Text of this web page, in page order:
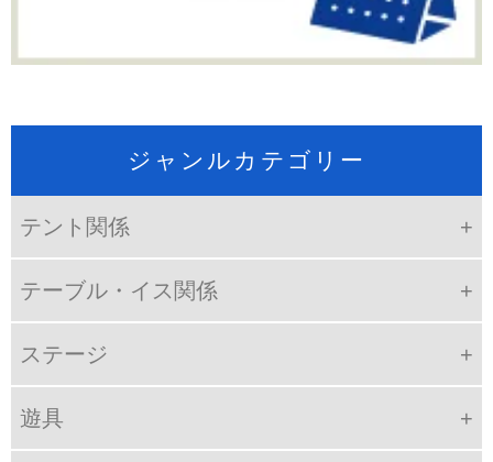
ジャンルカテゴリー
テント関係
テーブル・イス関係
ステージ
遊具